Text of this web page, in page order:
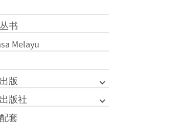
书
Melayu
版
版社
套